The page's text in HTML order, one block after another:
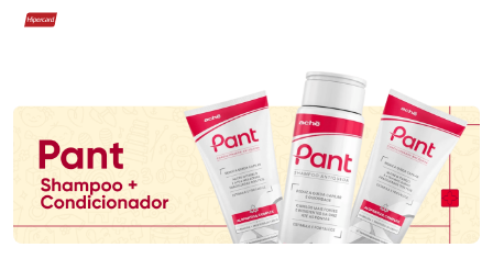
Hipercard
Promoção em Destaque